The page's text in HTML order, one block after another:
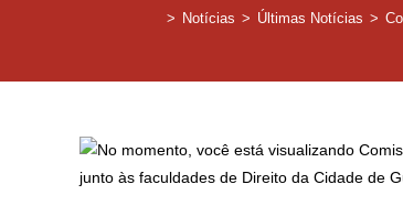
> Notícias > Últimas Notícias >